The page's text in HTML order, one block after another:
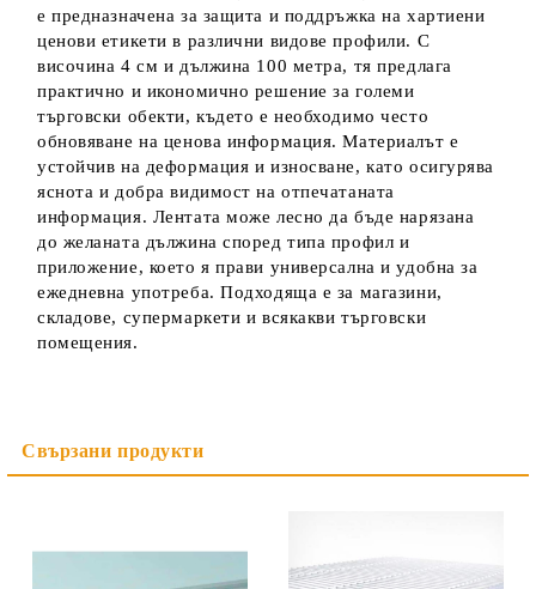
е предназначена за защита и поддръжка на хартиени
ценови етикети в различни видове профили. С
височина 4 см и дължина 100 метра, тя предлага
практично и икономично решение за големи
търговски обекти, където е необходимо често
обновяване на ценова информация. Материалът е
устойчив на деформация и износване, като осигурява
яснота и добра видимост на отпечатаната
информация. Лентата може лесно да бъде нарязана
до желаната дължина според типа профил и
приложение, което я прави универсална и удобна за
ежедневна употреба. Подходяща е за магазини,
складове, супермаркети и всякакви търговски
помещения.